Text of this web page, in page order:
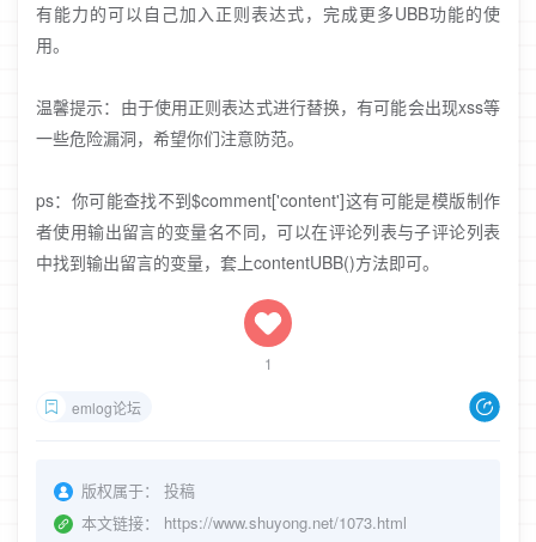
有能力的可以自己加入正则表达式，完成更多UBB功能的使
用。
温馨提示：由于使用正则表达式进行替换，有可能会出现xss等
一些危险漏洞，希望你们注意防范。
ps：你可能查找不到$comment['content']这有可能是模版制作
者使用输出留言的变量名不同，可以在评论列表与子评论列表
中找到输出留言的变量，套上contentUBB()方法即可。
1
emlog论坛
版权属于：
投稿
本文链接：
https://www.shuyong.net/1073.html